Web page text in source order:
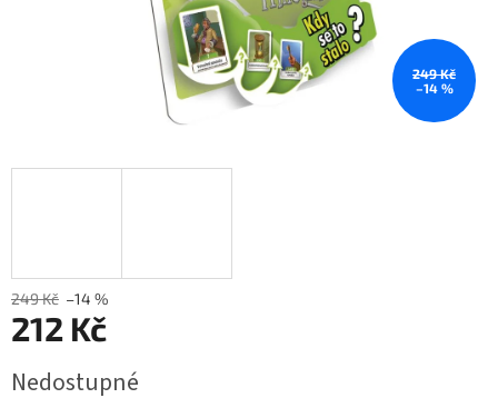
249 Kč
–14 %
249 Kč –14 %
212 Kč
cena:
Nedostupné